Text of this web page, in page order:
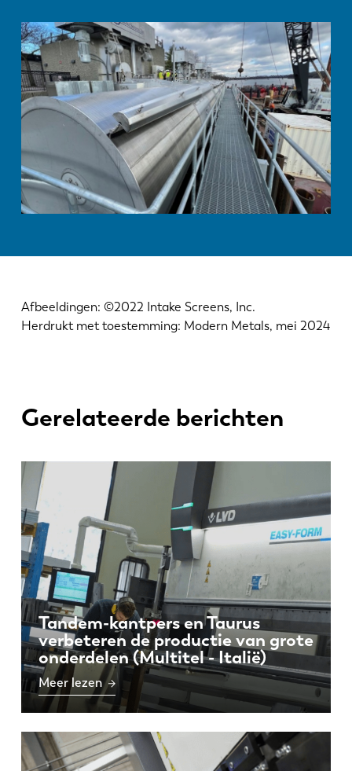
Afbeeldingen: ©2022 Intake Screens, Inc.
Herdrukt met toestemming: Modern Metals, mei 2024
Gerelateerde berichten
Tandem-kantpers en Taurus
verbeteren de productie van grote
onderdelen (Multitel - Italië)
Meer lezen